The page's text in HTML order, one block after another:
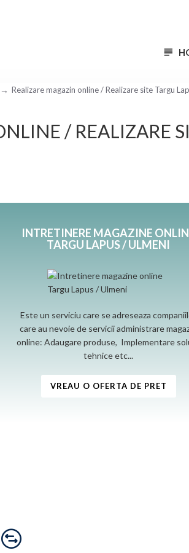
Realizare magazin online / Realizare site Targu
/ REALIZARE
INTRETINERE MAGAZINE
TARGU LAPUS / ULMENI
Este un serviciu care se adreseaza
care au nevoie de servicii administrare
online: Adaugare produse, Implementare
tehnice etc...
VREAU O OFERTA DE PRET